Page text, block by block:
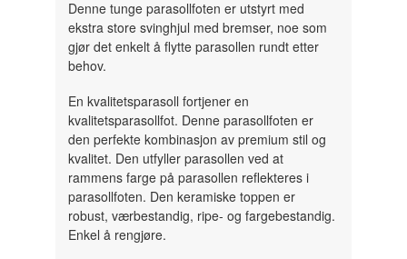
Denne tunge parasollfoten er utstyrt med
ekstra store svinghjul med bremser, noe som
gjør det enkelt å flytte parasollen rundt etter
behov.
En kvalitetsparasoll fortjener en
kvalitetsparasollfot. Denne parasollfoten er
den perfekte kombinasjon av premium stil og
kvalitet. Den utfyller parasollen ved at
rammens farge på parasollen reflekteres i
parasollfoten. Den keramiske toppen er
robust, værbestandig, ripe- og fargebestandig.
Enkel å rengjøre.